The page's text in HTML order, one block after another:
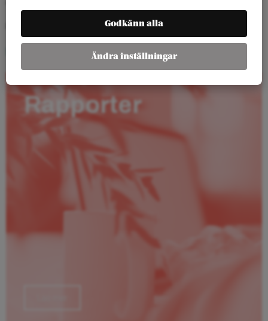
PLATS ABF-huset, Sveavägen 41
Rapporter
Godkänn alla
Ändra inställningar